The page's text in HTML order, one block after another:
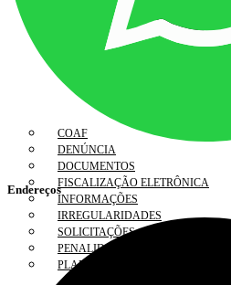
COAF
DENÚNCIA
DOCUMENTOS
FISCALIZAÇÃO ELETRÔNICA
INFORMAÇÕES
IRREGULARIDADES
SOLICITAÇÕES
PENALIDADES APLICADAS
PLANO DE FISCALIZAÇÃO ANUAL
Endereços